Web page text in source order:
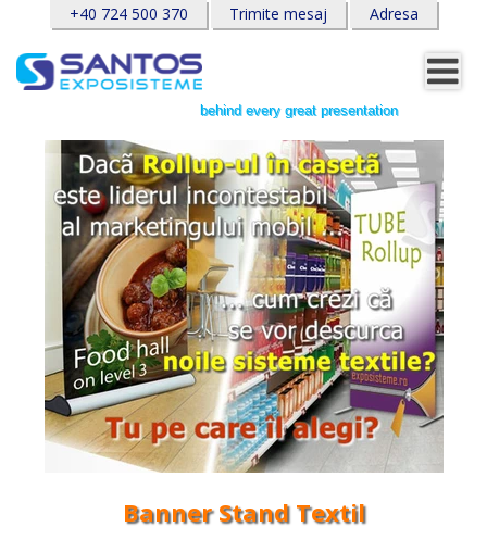
Banner Stand Textil
+40 724 500 370 Trimite mesaj Adresa
behind every great presentation